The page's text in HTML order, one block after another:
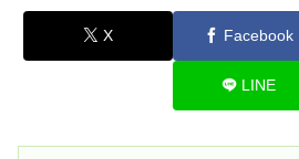
X Facebook
LINE